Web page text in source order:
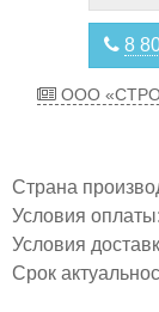
8
ООО
Страна
Условия оплаты:
Условия
Срок